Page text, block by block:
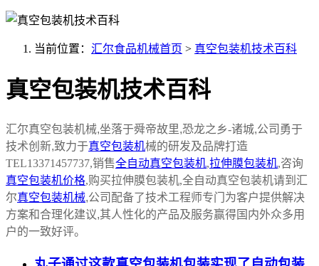
当前位置： 汇尔食品机械首页 > 真空包装机技术百科
真空包装机技术百科
汇尔真空包装机械,坐落于舜帝故里,恐龙之乡-诸城,公司勇于
技术创新,致力于真空包装机械的研发及品牌打造
TEL13371457737,销售全自动真空包装机,拉伸膜包装机,咨询
真空包装机价格,购买拉伸膜包装机,全自动真空包装机请到汇
尔真空包装机械,公司配备了技术工程师专门为客户提供解决
方案和合理化建议,其人性化的产品及服务赢得国内外众多用
户的一致好评。